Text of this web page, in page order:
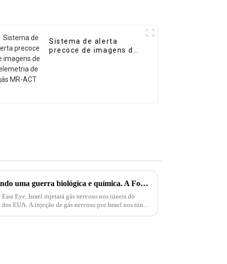
Sistema de alerta
precoce de imagens de
Palestina e Israel estão iniciando uma guerra biológica e química. A Força Delta aparece e injeta gás nervoso em túneis subterrâneos em Gaza!
Eye, Israel injetará gás nervoso nos túneis do
EUA. A injeção de gás nervoso por Israel nos túneis